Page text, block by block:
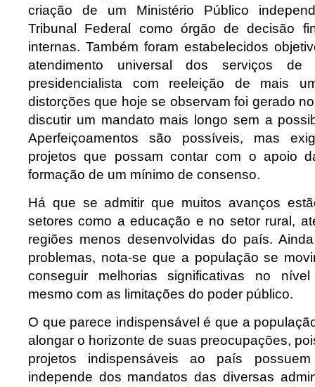
criação de um Ministério Público
Tribunal Federal como órgão de decisão
internas. Também foram estabelecidos
atendimento universal dos serviços
presidencialista com reeleição de mais
distorções que hoje se observam foi gerado
discutir um mandato mais longo sem a
Aperfeiçoamentos são possíveis, mas
projetos que possam contar com o apoio
formação de um mínimo de consenso.
Há que se admitir que muitos avanços
setores como a educação e no setor rural,
regiões menos desenvolvidas do país.
problemas, nota-se que a população se
conseguir melhorias significativas no
mesmo com as limitações do poder público.
O que parece indispensável é que a
alongar o horizonte de suas preocupações,
projetos indispensáveis ao país
independe dos mandatos das diversas